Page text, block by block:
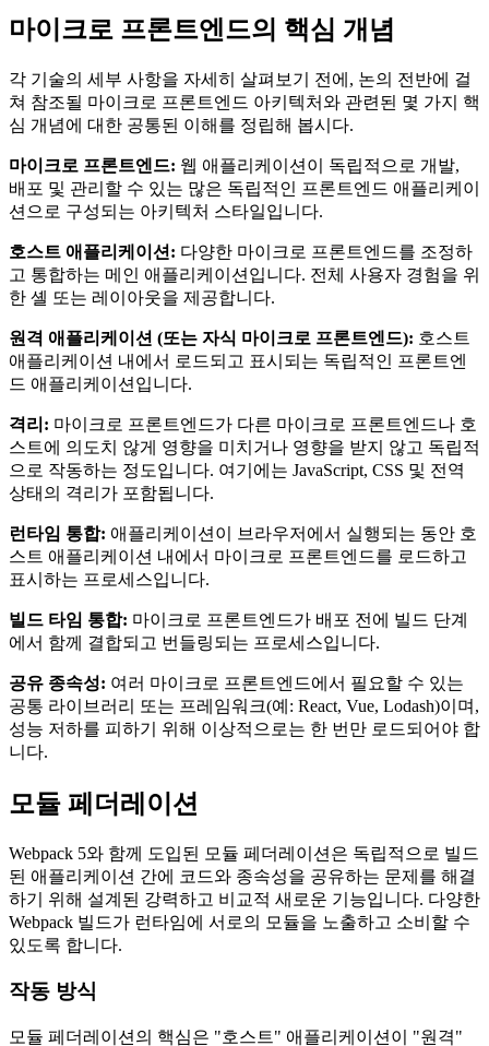
마이크로 프론트엔드의 핵심 개념
각 기술의 세부 사항을 자세히 살펴보기 전에, 논의 전반에 걸
쳐 참조될 마이크로 프론트엔드 아키텍처와 관련된 몇 가지 핵
심 개념에 대한 공통된 이해를 정립해 봅시다.
마이크로 프론트엔드: 웹 애플리케이션이 독립적으로 개발,
배포 및 관리할 수 있는 많은 독립적인 프론트엔드 애플리케이
션으로 구성되는 아키텍처 스타일입니다.
호스트 애플리케이션: 다양한 마이크로 프론트엔드를 조정하
고 통합하는 메인 애플리케이션입니다. 전체 사용자 경험을 위
한 셸 또는 레이아웃을 제공합니다.
원격 애플리케이션 (또는 자식 마이크로 프론트엔드): 호스트
애플리케이션 내에서 로드되고 표시되는 독립적인 프론트엔
드 애플리케이션입니다.
격리: 마이크로 프론트엔드가 다른 마이크로 프론트엔드나 호
스트에 의도치 않게 영향을 미치거나 영향을 받지 않고 독립적
으로 작동하는 정도입니다. 여기에는 JavaScript, CSS 및 전역
상태의 격리가 포함됩니다.
런타임 통합: 애플리케이션이 브라우저에서 실행되는 동안 호
스트 애플리케이션 내에서 마이크로 프론트엔드를 로드하고
표시하는 프로세스입니다.
빌드 타임 통합: 마이크로 프론트엔드가 배포 전에 빌드 단계
에서 함께 결합되고 번들링되는 프로세스입니다.
공유 종속성: 여러 마이크로 프론트엔드에서 필요할 수 있는
공통 라이브러리 또는 프레임워크(예: React, Vue, Lodash)이며,
성능 저하를 피하기 위해 이상적으로는 한 번만 로드되어야 합
니다.
모듈 페더레이션
Webpack 5와 함께 도입된 모듈 페더레이션은 독립적으로 빌드
된 애플리케이션 간에 코드와 종속성을 공유하는 문제를 해결
하기 위해 설계된 강력하고 비교적 새로운 기능입니다. 다양한
Webpack 빌드가 런타임에 서로의 모듈을 노출하고 소비할 수
있도록 합니다.
작동 방식
모듈 페더레이션의 핵심은 "호스트" 애플리케이션이 "원격"